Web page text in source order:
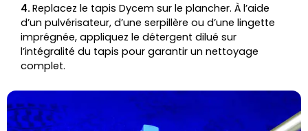
4. Replacez le tapis Dycem sur le plancher. À l’aide
d’un pulvérisateur, d’une serpillère ou d’une lingette
imprégnée, appliquez le détergent dilué sur
l’intégralité du tapis pour garantir un nettoyage
complet.